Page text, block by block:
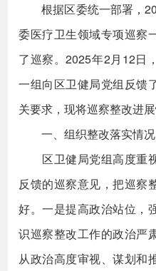
根据区委统一部署，
委医疗卫生领域专项巡察
了巡察。2025年2月12日
一组向区卫健局党组反馈
关要求，现将巡察整改进展
一、组织整改落实情况
区卫健局党组高度重
反馈的巡察意见，把巡察
好。一是提高政治站位，
识巡察整改工作的政治严
从政治高度审视、谋划和